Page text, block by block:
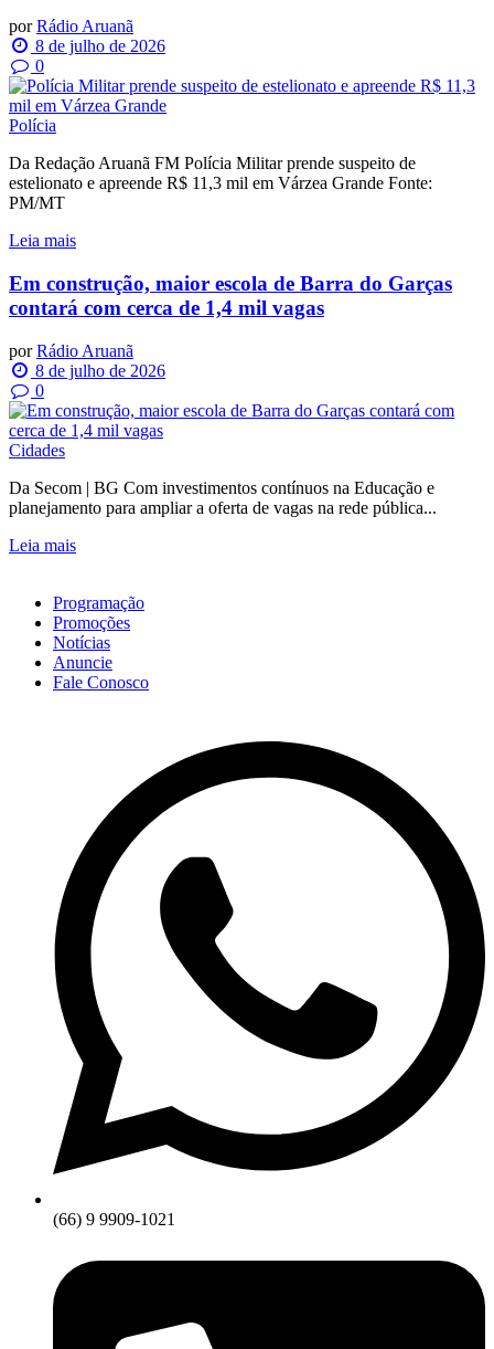
por Rádio Aruanã
8 de julho de 2026
0
Polícia
Da Redação Aruanã FM Polícia Militar prende suspeito de
estelionato e apreende R$ 11,3 mil em Várzea Grande Fonte:
PM/MT
Leia mais
Em construção, maior escola de Barra do Garças
contará com cerca de 1,4 mil vagas
por Rádio Aruanã
8 de julho de 2026
0
Cidades
Da Secom | BG Com investimentos contínuos na Educação e
planejamento para ampliar a oferta de vagas na rede pública...
Leia mais
Programação
Promoções
Notícias
Anuncie
Fale Conosco
(66) 9 9909-1021